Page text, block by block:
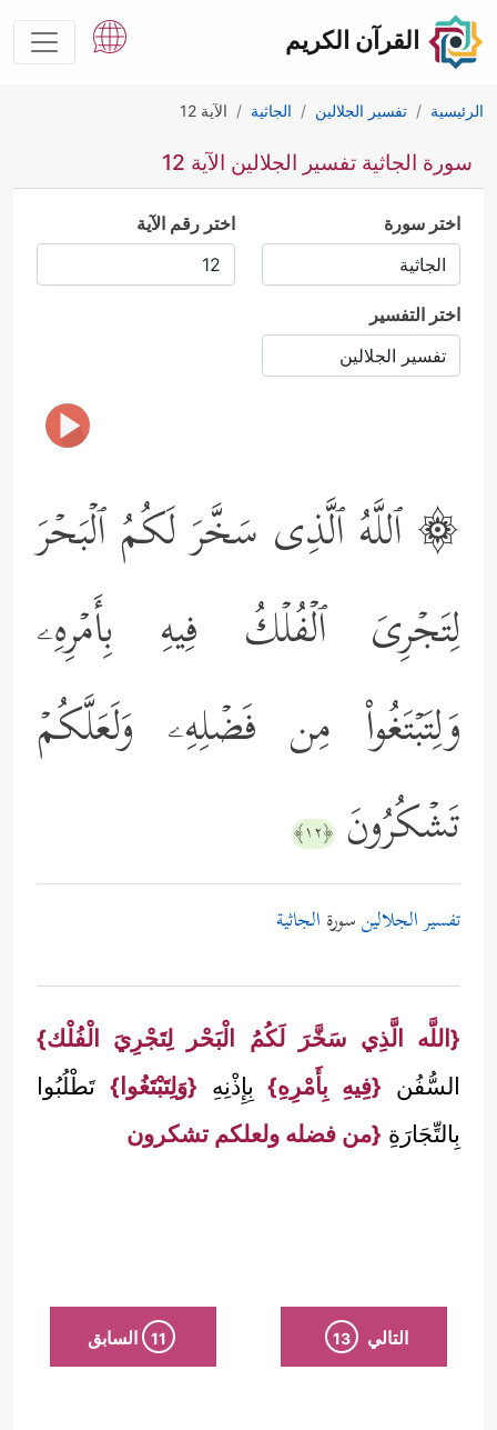
القرآن الكريم
الرئيسية تفسير الجلالين الجاثية الآية 12
سورة الجاثية تفسير الجلالين الآية 12
اختر سورة اختر رقم الآية
اختر التفسير
۞ ٱللَّهُ ٱلَّذِی سَخَّرَ لَكُمُ ٱلۡبَحۡرَ
لِتَجۡرِیَ ٱلۡفُلۡكُ فِیهِ بِأَمۡرِهِۦ
وَلِتَبۡتَغُواْ مِن فَضۡلِهِۦ وَلَعَلَّكُمۡ
تَشۡكُرُونَ ﴿١٢﴾
تفسير الجلالينسورة الجاثية
{اللَّه الَّذِي سَخَّرَ لَكُمُ الْبَحْر لِتَجْرِيَ الْفُلْك}
السُّفُن {فِيهِ بِأَمْرِهِ}بِإِذْنِهِ {وَلِتَبْتَغُوا} تَطْلُبُوا
بِالتِّجَارَةِ {من فضله ولعلكم تشكرون
التالي 13
11 السابق